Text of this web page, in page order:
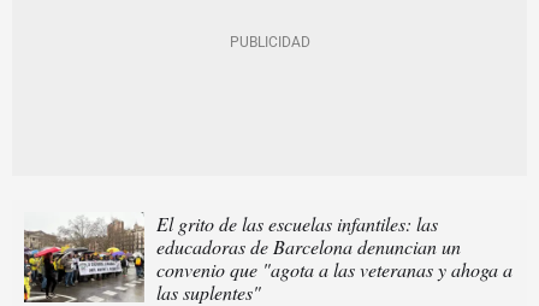
El grito de las escuelas infantiles: las
educadoras de Barcelona denuncian un
convenio que "agota a las veteranas y ahoga a
las suplentes"